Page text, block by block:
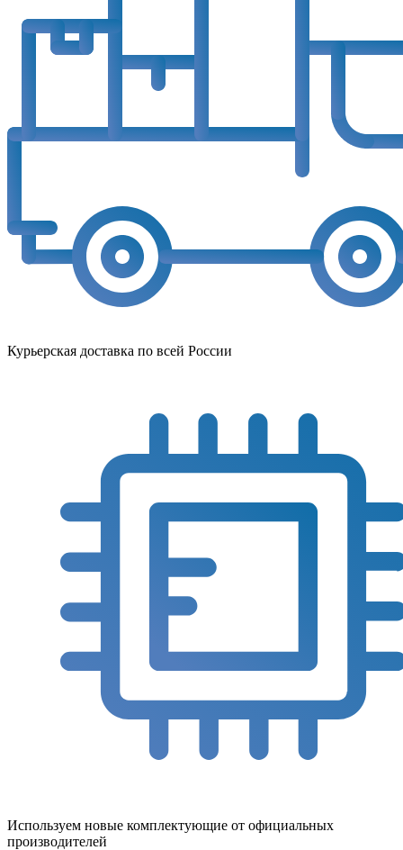
Курьерская доставка по всей России
Используем новые комплектующие от официальных
производителей